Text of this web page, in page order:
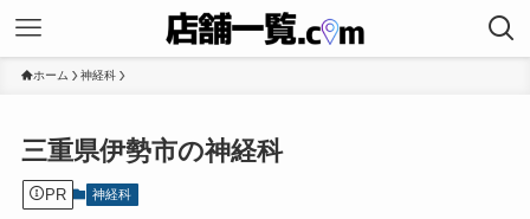
ホーム 神経科
三重県伊勢市の神経科
PR 神経科